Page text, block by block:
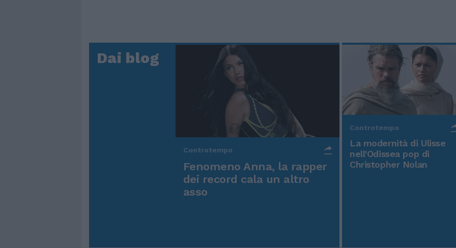
Dai blog
Controtempo
Fenomeno Anna, la rapper
dei record cala un altro
asso
Controtempo
La modernità di Ulisse
nell'Odissea pop di
Christopher Nolan